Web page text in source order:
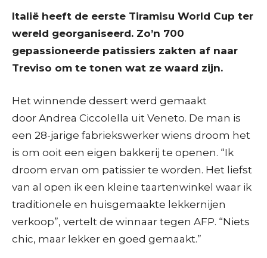
Italië heeft de eerste Tiramisu World Cup ter
wereld georganiseerd. Zo’n 700
gepassioneerde patissiers zakten af naar
Treviso om te tonen wat ze waard zijn.
Het winnende dessert werd gemaakt
door Andrea Ciccolella uit Veneto. De man is
een 28-jarige fabriekswerker wiens droom het
is om ooit een eigen bakkerij te openen. “Ik
droom ervan om patissier te worden. Het liefst
van al open ik een kleine taartenwinkel waar ik
traditionele en huisgemaakte lekkernijen
verkoop”, vertelt de winnaar tegen AFP. “Niets
chic, maar lekker en goed gemaakt.”